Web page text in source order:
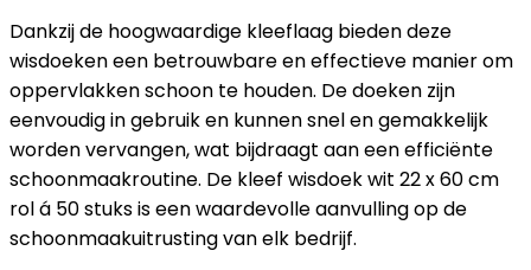
Dankzij de hoogwaardige kleeflaag bieden deze
wisdoeken een betrouwbare en effectieve manier om
oppervlakken schoon te houden. De doeken zijn
eenvoudig in gebruik en kunnen snel en gemakkelijk
worden vervangen, wat bijdraagt aan een efficiënte
schoonmaakroutine. De kleef wisdoek wit 22 x 60 cm
rol á 50 stuks is een waardevolle aanvulling op de
schoonmaakuitrusting van elk bedrijf.